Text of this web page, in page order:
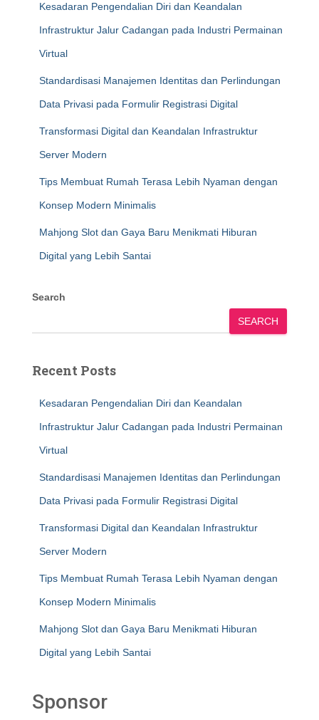
Kesadaran Pengendalian Diri dan Keandalan
Infrastruktur Jalur Cadangan pada Industri Permainan
Virtual
Standardisasi Manajemen Identitas dan Perlindungan
Data Privasi pada Formulir Registrasi Digital
Transformasi Digital dan Keandalan Infrastruktur
Server Modern
Tips Membuat Rumah Terasa Lebih Nyaman dengan
Konsep Modern Minimalis
Mahjong Slot dan Gaya Baru Menikmati Hiburan
Digital yang Lebih Santai
Search
SEARCH
Recent Posts
Kesadaran Pengendalian Diri dan Keandalan
Infrastruktur Jalur Cadangan pada Industri Permainan
Virtual
Standardisasi Manajemen Identitas dan Perlindungan
Data Privasi pada Formulir Registrasi Digital
Transformasi Digital dan Keandalan Infrastruktur
Server Modern
Tips Membuat Rumah Terasa Lebih Nyaman dengan
Konsep Modern Minimalis
Mahjong Slot dan Gaya Baru Menikmati Hiburan
Digital yang Lebih Santai
Sponsor